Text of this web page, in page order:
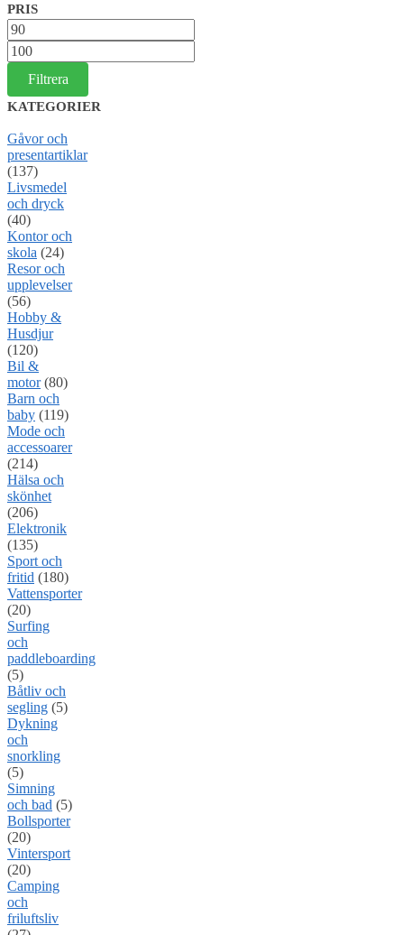
PRIS
Min
pris
Max
pris
Filtrera
KATEGORIER
Gåvor och
presentartiklar
(137)
Livsmedel
och dryck
(40)
Kontor och
skola (24)
Resor och
upplevelser
(56)
Hobby &
Husdjur
(120)
Bil &
motor (80)
Barn och
baby (119)
Mode och
accessoarer
(214)
Hälsa och
skönhet
(206)
Elektronik
(135)
Sport och
fritid (180)
Vattensporter
(20)
Surfing
och
paddleboarding
(5)
Båtliv och
segling (5)
Dykning
och
snorkling
(5)
Simning
och bad (5)
Bollsporter
(20)
Vintersport
(20)
Camping
och
friluftsliv